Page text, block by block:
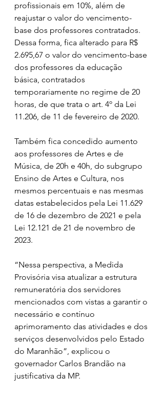
profissionais em 10%, além de
reajustar o valor do vencimento-
base dos professores contratados.
Dessa forma, fica alterado para R$
2.695,67 o valor do vencimento-base
dos professores da educação
básica, contratados
temporariamente no regime de 20
horas, de que trata o art. 4º da Lei
11.206, de 11 de fevereiro de 2020.
Também fica concedido aumento
aos professores de Artes e de
Música, de 20h e 40h, do subgrupo
Ensino de Artes e Cultura, nos
mesmos percentuais e nas mesmas
datas estabelecidos pela Lei 11.629
de 16 de dezembro de 2021 e pela
Lei 12.121 de 21 de novembro de
2023.
“Nessa perspectiva, a Medida
Provisória visa atualizar a estrutura
remuneratória dos servidores
mencionados com vistas a garantir o
necessário e contínuo
aprimoramento das atividades e dos
serviços desenvolvidos pelo Estado
do Maranhão”, explicou o
governador Carlos Brandão na
justificativa da MP.